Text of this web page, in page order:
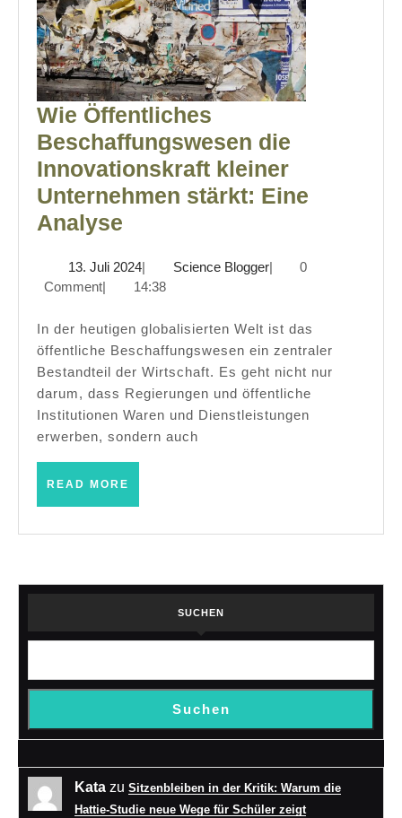
Wie Öffentliches
Beschaffungswesen die
Innovationskraft kleiner
Unternehmen stärkt: Eine
Analyse
Beschaffungswesen
Innovationskraft
kleiner
Unternehmen
stärkt:
Eine
Analyse
13. Juli 202413.
Juli
| Science BloggerScience
|
0
Comment| 14:38
In der heutigen globalisierten Welt ist das
öffentliche Beschaffungswesen ein zentraler
Bestandteil der Wirtschaft. Es geht nicht nur
darum, dass Regierungen und öffentliche
Institutionen Waren und Dienstleistungen
erwerben, sondern auch
READ MORE
SUCHEN
Suchen
Kata zu Sitzenbleiben in der Kritik: Warum die
Hattie-Studie neue Wege für Schüler zeigt